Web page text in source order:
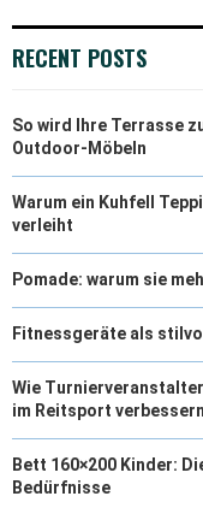
RECENT POSTS
So wird Ihre Terrasse
Outdoor-Möbeln
Warum ein Kuhfell
verleiht
Pomade: warum sie
Fitnessgeräte als
Wie
im Reitsport verbessern
Bett 160×200 Kinder:
Bedürfnisse